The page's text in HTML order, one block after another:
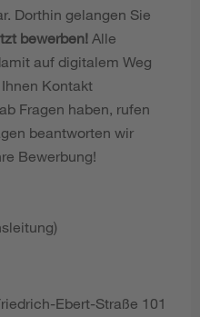
Dorthin gelangen Sie
bewerben! Alle
auf digitalem Weg
Kontakt
Fragen haben, rufen
beantworten wir
Bewerbung!
Ebert-Straße 101